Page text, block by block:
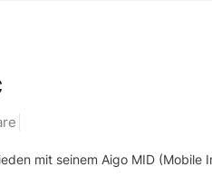
mit seinem Aigo MID